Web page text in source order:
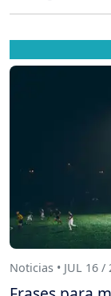
Noticias • JUL 16 /